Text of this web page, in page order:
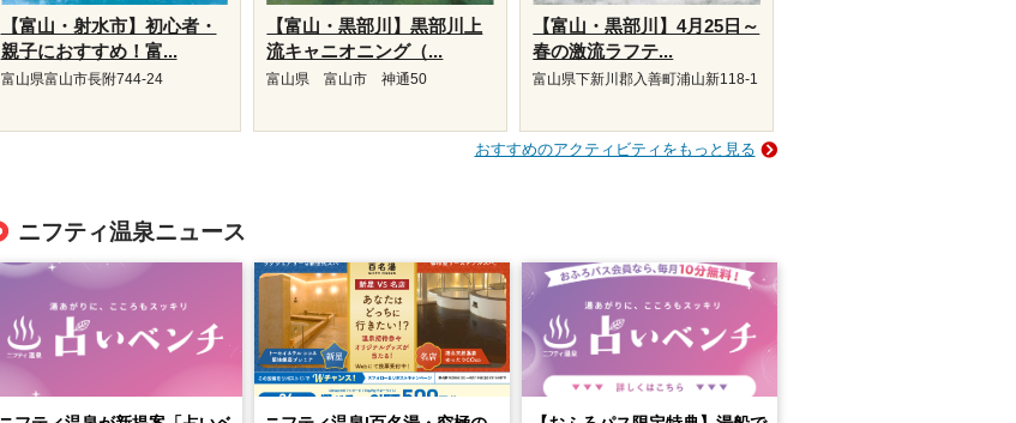
【富山・射水市】初心者・
親子におすすめ！富...
富山県富山市長附744-24
【富山・黒部川】黒部川上
流キャニオニング（...
富山県 富山市 神通50
【富山・黒部川】4月25日～
春の激流ラフテ...
富山県下新川郡入善町浦山新118-1
おすすめのアクティビティをもっと見る
ニフティ温泉ニュース